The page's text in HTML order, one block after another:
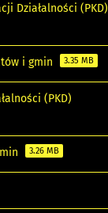
Działalności (PKD)
i gmin 3.35 MB
(PKD)
3.26 MB